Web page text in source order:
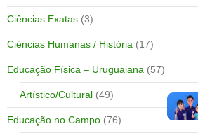
Ciências Exatas (3)
Ciências Humanas / História (17)
Educação Física – Uruguaiana (57)
Artístico/Cultural (49)
Educação no Campo (76)